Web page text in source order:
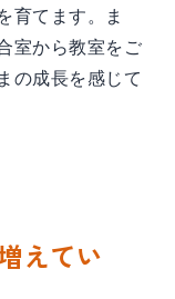
育てます。ま
室から教室をご
の成長を感じて
えてい